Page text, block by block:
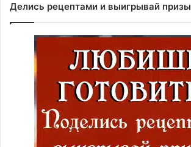
Делись рецептами и выигрывай призы